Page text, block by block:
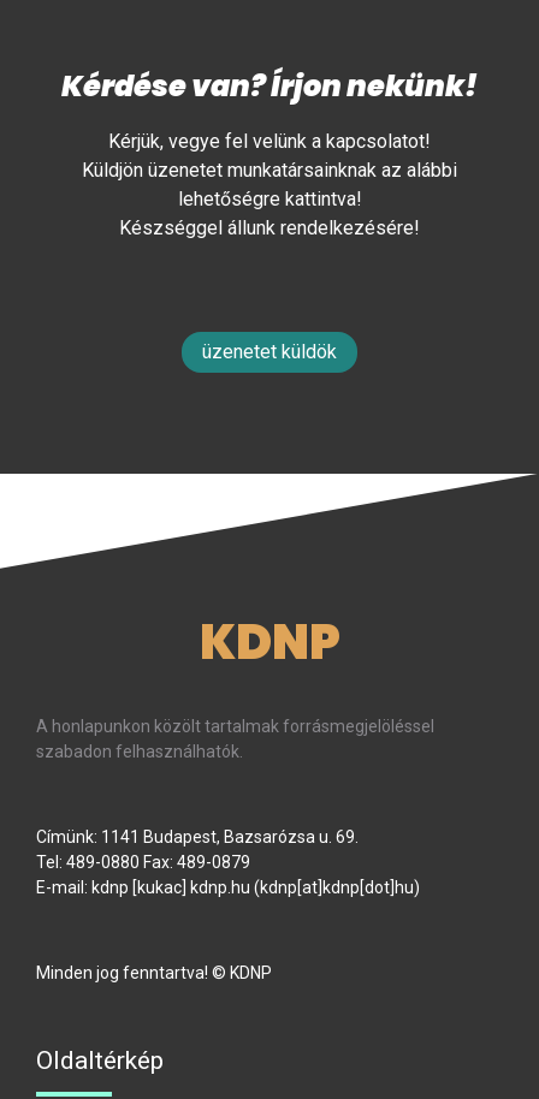
Kérdése van? Írjon nekünk!
Kérjük, vegye fel velünk a kapcsolatot!
Küldjön üzenetet munkatársainknak az alábbi
lehetőségre kattintva!
Készséggel állunk rendelkezésére!
üzenetet küldök
KDNP
A honlapunkon közölt tartalmak forrásmegjelöléssel
szabadon felhasználhatók.
Címünk: 1141 Budapest, Bazsarózsa u. 69.
Tel: 489-0880 Fax: 489-0879
E-mail: kdnp [kukac] kdnp hu (kdnp[at]kdnp[dot]hu)
Minden jog fenntartva! © KDNP
Oldaltérkép